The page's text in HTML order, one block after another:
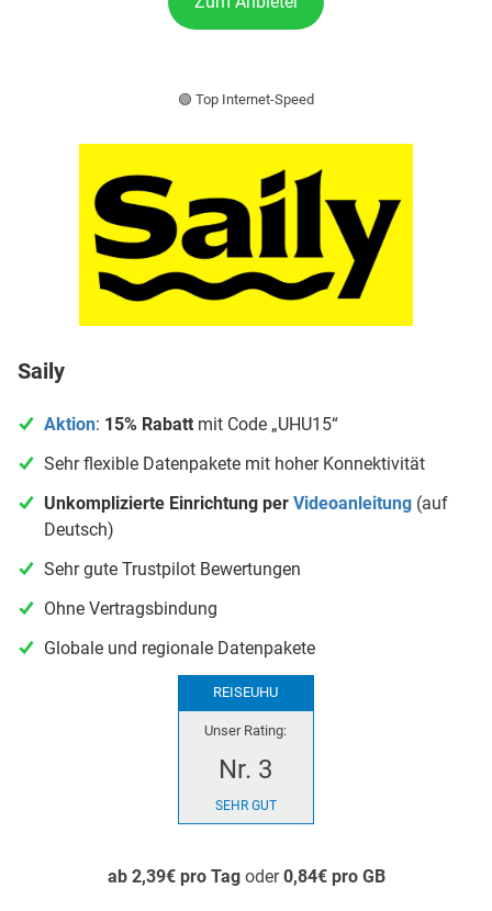
🟢 Top Internet-Speed
Saily
Aktion: 15% Rabatt mit Code „UHU15“
Sehr flexible Datenpakete mit hoher Konnektivität
Unkomplizierte Einrichtung per Videoanleitung (auf
Deutsch)
Sehr gute Trustpilot Bewertungen
Ohne Vertragsbindung
Globale und regionale Datenpakete
REISEUHU
Unser Rating:
Nr. 3
SEHR GUT
ab 2,39€ pro Tag oder0,84€ pro GB